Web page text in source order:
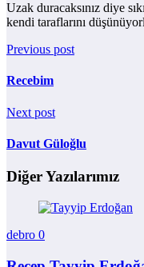
Uzak duracaksınız diye
kendi taraflarını
Previous post
Recebim
Next post
Davut Güloğlu
Diğer Yazılarımız
debro 0